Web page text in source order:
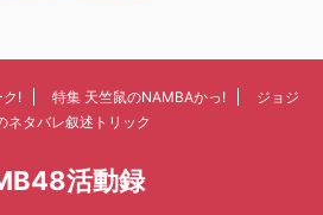
ク! 特集 天竺鼠のNAMBAかっ!
ジョジ
ネタバレ叙述トリック
活動録